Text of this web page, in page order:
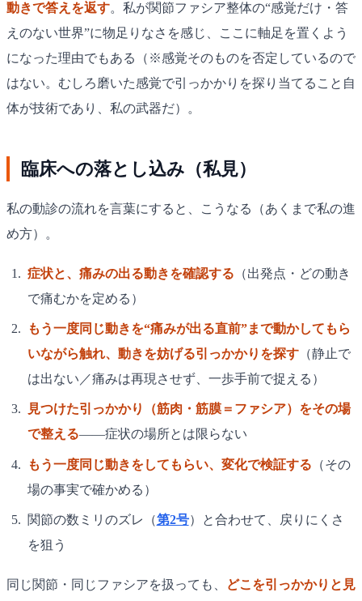
動きで答えを返す。私が関節ファシア整体の“感覚だけ・答
えのない世界”に物足りなさを感じ、ここに軸足を置くよう
になった理由でもある（※感覚そのものを否定しているので
はない。むしろ磨いた感覚で引っかかりを探り当てること自
体が技術であり、私の武器だ）。
臨床への落とし込み（私見）
私の動診の流れを言葉にすると、こうなる（あくまで私の進
め方）。
症状と、痛みの出る動きを確認する （出発点・どの動き
で痛むかを定める）
もう一度同じ動きを“痛みが出る直前”まで動かしてもら
いながら触れ、動きを妨げる引っかかりを探す（静止で
は出ない／痛みは再現させず、一歩手前で捉える）
見つけた引っかかり（筋肉・筋膜＝ファシア）をその場
で整える——症状の場所とは限らない
もう一度同じ動きをしてもらい、変化で検証する （その
場の事実で確かめる）
関節の数ミリのズレ（第2号）と合わせて、戻りにくさ
を狙う
同じ関節・同じファシアを扱っても、
どこを引っかかりと見